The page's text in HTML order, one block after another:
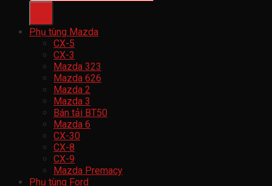
Phụ tùng Mazda
CX-5
CX-3
Mazda 323
Mazda 626
Mazda 2
Mazda 3
Bán tải BT50
Mazda 6
CX-30
CX-8
CX-9
Mazda Premacy
Phụ tùng Ford